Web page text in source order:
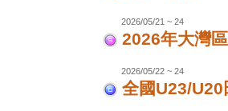
2026/05/21 ~ 24
2026年大灣
2026/05/22 ~ 24
全國U23/